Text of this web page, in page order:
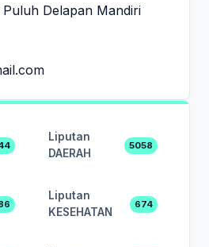
Delapan Mandiri
Liputan
DAERAH
5058
Liputan
KESEHATAN
674